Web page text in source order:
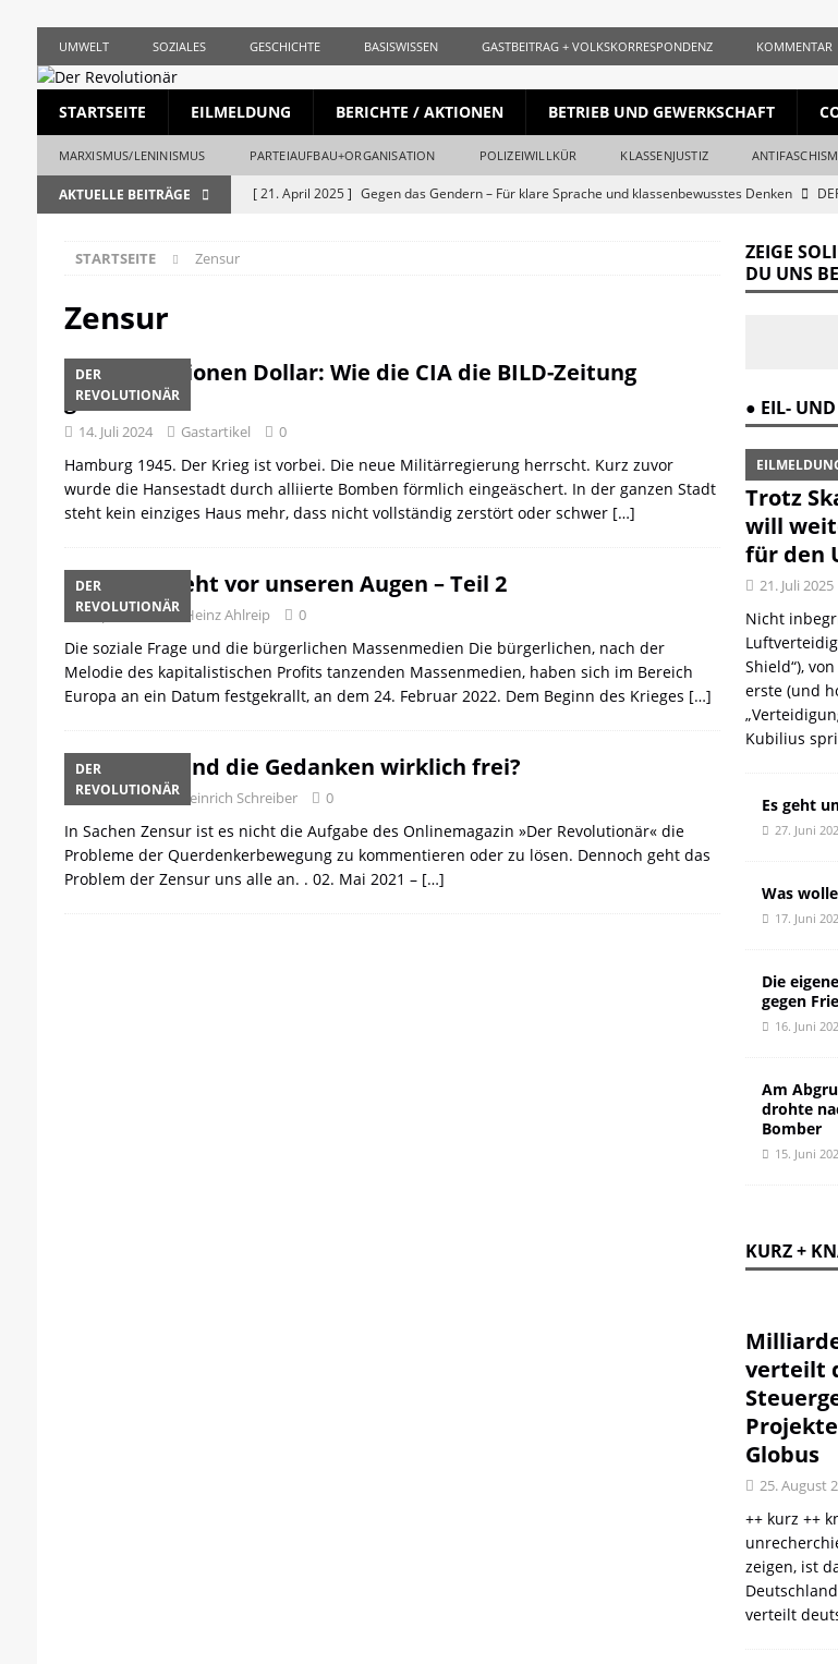
UMWELT SOZIALES GESCHICHTE BASISWISSEN GASTBEITRAG + VOLKSKORRESPONDENZ KOMMENTAR
STARTSEITE EILMELDUNG BERICHTE / AKTIONEN BETRIEB UND GEWERKSCHAFT
MARXISMUS/LENINISMUS PARTEIAUFBAU+ORGANISATION POLIZEIWILLKÜR KLASSENJUSTIZ
AKTUELLE BEITRÄGE [ 21. April 2025 ] Gegen das Gendern – Für klare Sprache und klassenbewusstes Denken
KURZ + KNAPP + AUFGESCHNAPPT
[ 19. Mai 2026 ] Stalingrad – Der Anfang vom Ende
DER REVOLUTIONÄR
1956, Ungarn und der Verrat des Revisionismus: Der Klassenkampf hinter der
[ 21. April 2026 ] DER 8. PARTEITAG DER EUROPÄISCHEN LINKEN
DER REVOLUTIONÄR
Der Mensch ist von Natur aus gut
DER REVOLUTIONÄR
DER REVOLUTIONÄR
Der Preis der Freiheit, oder: Wer wirklich kassiert
[ 6. April 2026 ]
Klassenkampf von oben: Wie der DGB seine eigenen Genossen verriet DER
STARTSEITE Zensur
Zensur
DER
REVOLUTIONÄR
Mit 7 Millionen Dollar: Wie die CIA die BILD-Zeitung
gründete
14. Juli 2024 Gastartikel 0
Hamburg 1945. Der Krieg ist vorbei. Die neue Militärregierung herrscht. Kurz zuvor
wurde die Hansestadt durch alliierte Bomben förmlich eingeäschert. In der ganzen Stadt
steht kein einziges Haus mehr, dass nicht vollständig zerstört oder schwer […]
DER
REVOLUTIONÄR
Es geschieht vor unseren Augen – Teil 2
1. April 2024 Heinz Ahlreip 0
Die soziale Frage und die bürgerlichen Massenmedien Die bürgerlichen, nach der
Melodie des kapitalistischen Profits tanzenden Massenmedien, haben sich im Bereich
Europa an ein Datum festgekrallt, an dem 24. Februar 2022. Dem Beginn des Krieges […]
DER
REVOLUTIONÄR
Zensur: Sind die Gedanken wirklich frei?
2. Mai 2021 Heinrich Schreiber 0
In Sachen Zensur ist es nicht die Aufgabe des Onlinemagazin »Der Revolutionär« die
Probleme der Querdenkerbewegung zu kommentieren oder zu lösen. Dennoch geht das
Problem der Zensur uns alle an. . 02. Mai 2021 – […]
ZEIGE
DU UNS
● EIL-
Trotz
will
für den
21. Juli 2025
Nicht
Shield“),
erste (und
Kubilius
Es geht
27. Juni
Was
17. Juni
Die
gegen
16. Juni
Am
drohte
Bomber
15. Juni
KURZ +
verteilt
Globus
25. August
++ kurz ++
zeigen, ist
verteilt